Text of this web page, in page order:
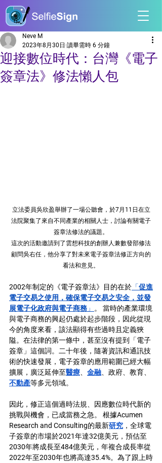
迎接數位時代：台灣《電子
簽章法》修法懶人包
Neve M
2023年8月30日 讀畢需時 6 分鐘
立法委員吳欣盈舉辦了一場公聽會，於7月11日在立
法院聚集了來自不同產業的相關人士，討論有關電子
簽章法修法的議題。
這次的活動邀請到了雲想科技的創辦人兼數發部修法
顧問吳右任，他分享了對未來電子簽章法修正方向的
看法和意見。
2002年制定的《電子簽章法》目的在於 「促進
電子交易之使用，確保電子交易之安全，並發
展電子化政府與電子商務 」
。 當時的產業環境
與電子商務的興起仍處於起步階段，因此從現
今的角度來看，該法顯得有些過時且定義狹
隘。 在法律的第一條中，甚至沒有提到「電子
簽章」這個詞。
二十年後， 隨著資訊和通訊技
術的快速發展 ，電子簽章的應用範圍已經大幅
擴展 ，廣泛延伸至醫療 金融 、政府、教育、
不動產等多元領域。
因此，修正這個過時法規、因應數位時代新的
挑戰與機會，已成當務之急。 根據Acumen
Research and Consulting的最新研究 ，全球電
子簽章的市場於2021年達32億美元，預估至
2030年將成長至484億美元，年複合成長率從
2022年至2030年也將高達35.4%。 為了跟上時